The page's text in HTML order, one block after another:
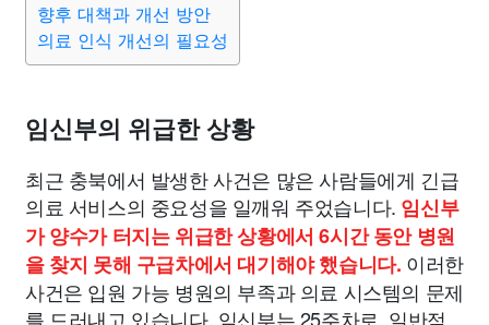
향후 대책과 개선 방안
의료 인식 개선의 필요성
임신부의 위급한 상황
최근 충북에서 발생한 사건은 많은 사람들에게 긴급
의료 서비스의 중요성을 일깨워 주었습니다. 임신부
가 양수가 터지는 위급한 상황에서 6시간 동안 병원
을 찾지 못해 구급차에서 대기해야 했습니다. 이러한
사건은 입원 가능 병원의 부족과 의료 시스템의 문제
를 드러내고 있습니다. 임신부는 25주차로, 일반적